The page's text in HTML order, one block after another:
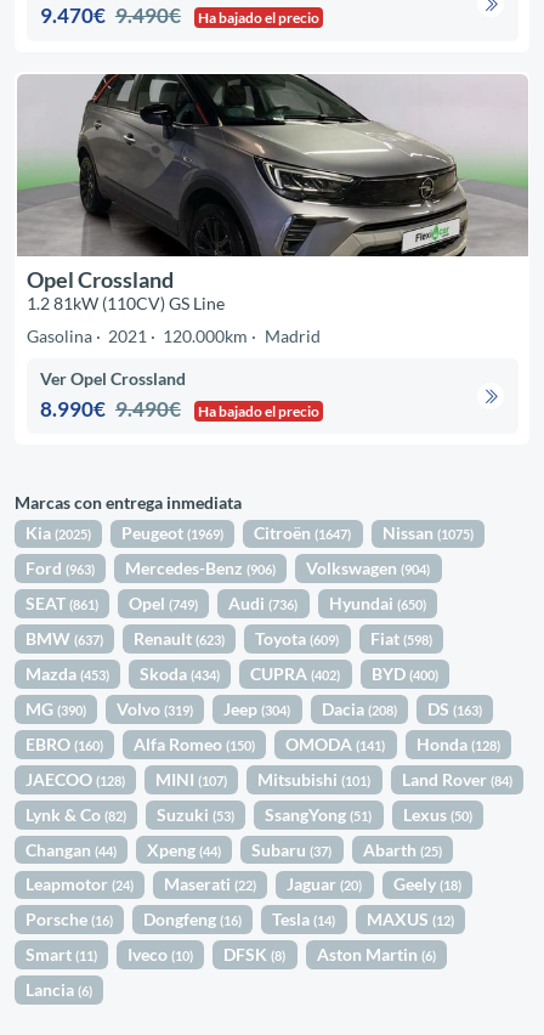
9.470€ 9.490€ Ha bajado el precio
Opel Crossland
1.2 81kW (110CV) GS Line
Gasolina
2021 120.000km Madrid
Ver Opel Crossland
8.990€ 9.490€ Ha bajado el precio
Marcas con entrega inmediata
Kia(2025) Peugeot(1969) Citroën(1647) Nissan (1075)
Ford(963) Mercedes-Benz(906) Volkswagen(904)
SEAT(861) Opel(749) Audi(736) Hyundai (650)
BMW(637) Renault(623) Toyota(609) Fiat (598)
Mazda(453) Skoda(434) CUPRA(402) BYD (400)
MG(390) Volvo(319) Jeep(304) Dacia (208) DS (163)
EBRO(160) Alfa Romeo(150) OMODA(141) Honda (128)
JAECOO(128) MINI(107) Mitsubishi(101) Land Rover (84)
Lynk & Co(82) Suzuki(53) SsangYong(51) Lexus (50)
Changan(44) Xpeng(44) Subaru(37) Abarth (25)
Leapmotor(24) Maserati(22) Jaguar(20) Geely (18)
Porsche(16) Dongfeng(16) Tesla(14) MAXUS (12)
Smart(11) Iveco(10) DFSK(8) Aston Martin (6)
Lancia(6)